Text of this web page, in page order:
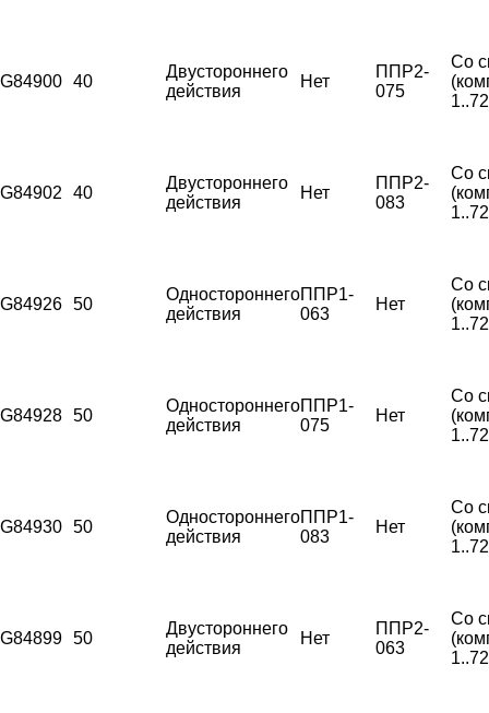
G84900 40
Двустороннего
действия
Нет
ППР2-
075
Со
G84902 40
Двустороннего
действия
Нет
ППР2-
083
Со
G84926 50
Одностороннего
действия
ППР1-
063
Нет
Со
G84928 50
Одностороннего
действия
ППР1-
075
Нет
Со
G84930 50
Одностороннего
действия
ППР1-
083
Нет
Со
G84899 50
Двустороннего
действия
Нет
ППР2-
063
Со